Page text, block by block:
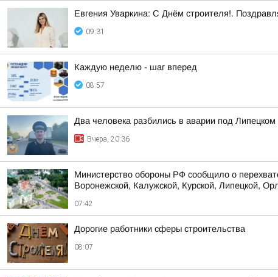
Евгения Уваркина: С Днём строителя!.
09:31
Каждую неделю - шаг вперед
08:57
Два человека разбились в аварии под Липецком
Вчера, 20:36
Министерство обороны РФ сообщило о
Воронежской, Калужской, Курской, Липецкой,
07:42
Дорогие работники сферы строительства
08:07